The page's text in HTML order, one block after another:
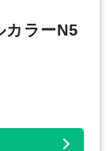
カラーN5